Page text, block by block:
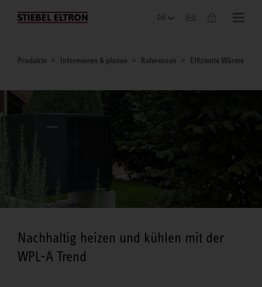
Unternehmen
Produkte Informieren & planen Referenzen Effiziente Wärme
Nachhaltig heizen und kühlen mit der
WPL-A Trend